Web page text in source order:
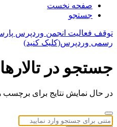
صفحه نخست
جستجو
توقف فعالیت انجمن وردپرس
رسمی وردپرس(کلیک کنید)
جستجو در
در حال نمایش نتایج برای